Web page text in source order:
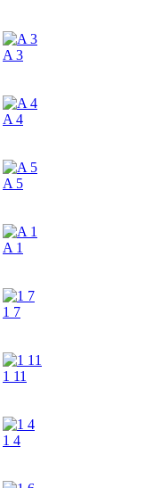
A 3
A 4
A 5
A 1
1 7
1 11
1 4